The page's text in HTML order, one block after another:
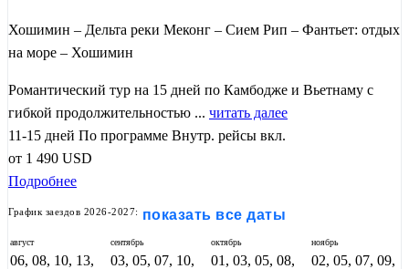
Хошимин – Дельта реки Меконг – Сием Рип – Фантьет: отдых
на море – Хошимин
Романтический тур на 15 дней по Камбодже и Вьетнаму с
гибкой продолжительностью ... читать далее
11-15 дней По программе Внутр. рейсы вкл.
от 1 490 USD
Подробнее
График заездов 2026-2027: показать все даты
август
06, 08, 10, 13,
сентябрь
03, 05, 07, 10,
октябрь
01, 03, 05, 08,
ноябрь
02, 05, 07, 09,